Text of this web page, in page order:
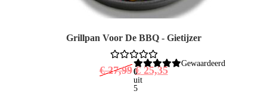
Grillpan Voor De BBQ - Gietijzer
Gewaardeerd
0
uit
5
€27,99 €25,35